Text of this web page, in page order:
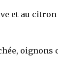
et au citron